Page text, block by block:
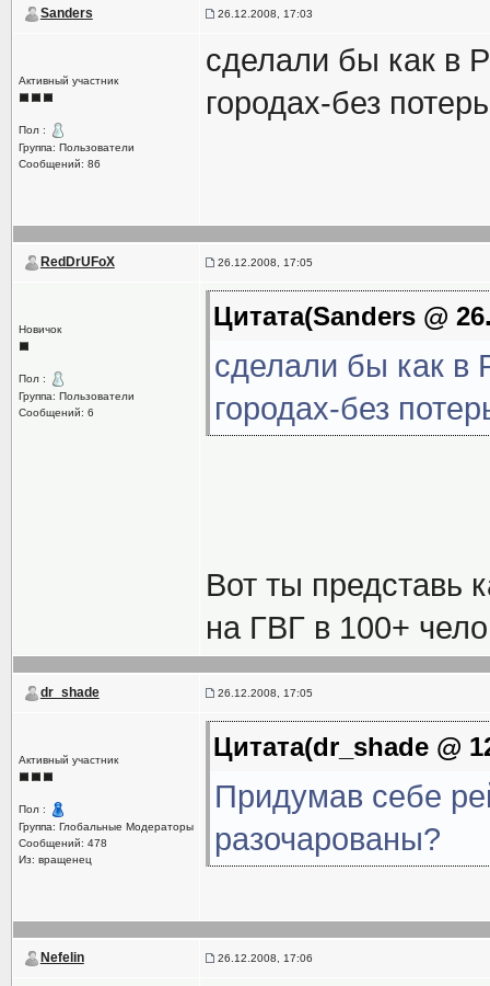
Sanders 26.12.2008, 17:03
Активный участник
Пол :
Группа: Пользователи
Сообщений: 86
сделали бы как в
городах-без
RedDrUFoX 26.12.2008, 17:05
Новичок
Пол :
Группа: Пользователи
Сообщений: 6
Цитата(Sanders @
сделали бы как в
городах-без
Вот ты представь
на ГВГ в 100+
dr_shade 26.12.2008, 17:05
Активный участник
Пол :
Группа: Глобальные Модераторы
Сообщений: 478
Из: вращенец
Цитата(dr_shade @
Придумав себе
разочарованы?
Nefelin 26.12.2008, 17:06